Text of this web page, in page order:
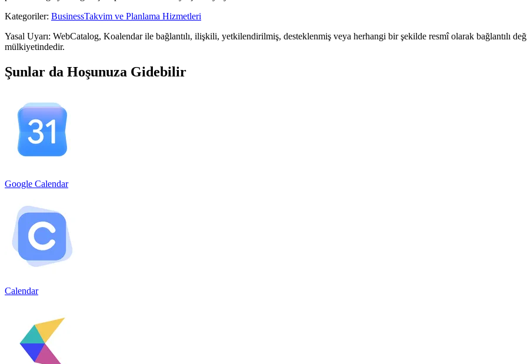
Kategoriler: BusinessTakvim ve Planlama Hizmetleri
Yasal Uyarı: WebCatalog, Koalendar ile bağlantılı, ilişkili, yetkilendirilmiş, desteklenmiş veya herhangi bir şekilde resmî olarak bağlantılı
mülkiyetindedir.
Şunlar da Hoşunuza Gidebilir
Google Calendar
Calendar